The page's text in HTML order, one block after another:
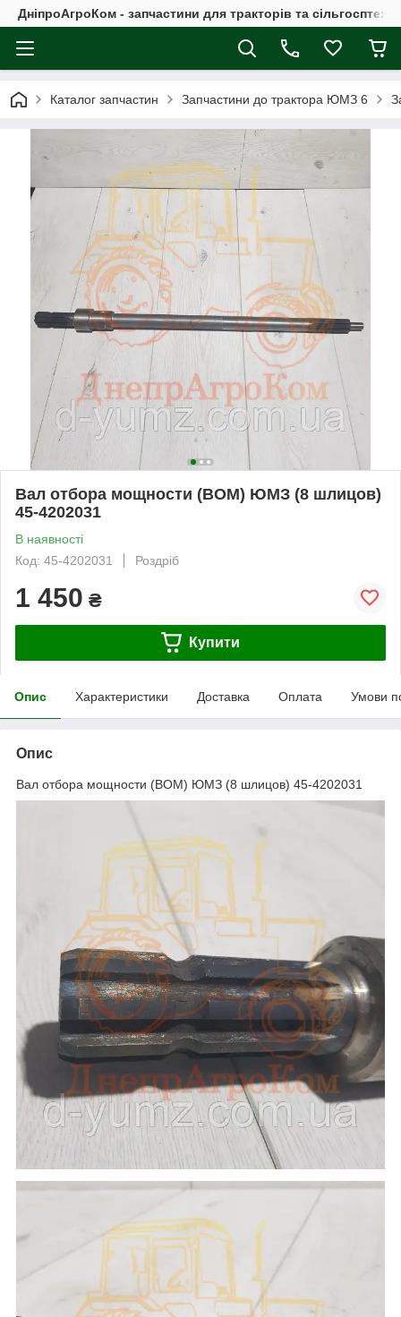
ДніпроАгроКом - запчастини для тракторів та
Каталог запчастин Запчастини до трактора ЮМЗ 6
Вал отбора мощности (ВОМ) ЮМЗ (8 шлицов)
45-4202031
В наявності
Код: 45-4202031
Роздріб
1 450 ₴
Купити
Опис Характеристики Доставка Оплата Умови
Опис
Вал отбора мощности (ВОМ) ЮМЗ (8 шлицов) 45-4202031